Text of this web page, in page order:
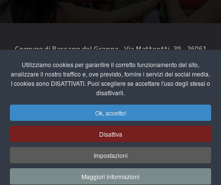
Utilizziamo cookies per garantire il corretto funzionamento del sito,
analizzare il nostro traffico e, ove previsto, fornire i servizi dei social media.
I cookies sono DISATTIVATI. Puoi scegliere se accettare l'uso degli stessi o
disattivarli.
Ok, accetto!
Disattiva
Impostazioni
Maggiori informazioni
Comune di Bassano del Grappa - Via Matteotti, 39 - 36061
Bassano del Grappa VI - Telefono 0424 519111 - codice fiscale
e partita IVA 00168480242
segnala un problema di accessibilità
accessibilità
Privacy e note legali
Cookie Policy